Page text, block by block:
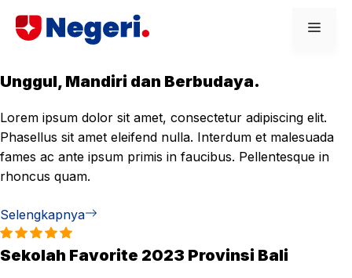
Unggul, Mandiri dan Berbudaya.
Lorem ipsum dolor sit amet, consectetur adipiscing elit.
Phasellus sit amet eleifend nulla. Interdum et malesuada
fames ac ante ipsum primis in faucibus. Pellentesque in
rhoncus quam.
Selengkapnya
Sekolah Favorite 2023 Provinsi Bali